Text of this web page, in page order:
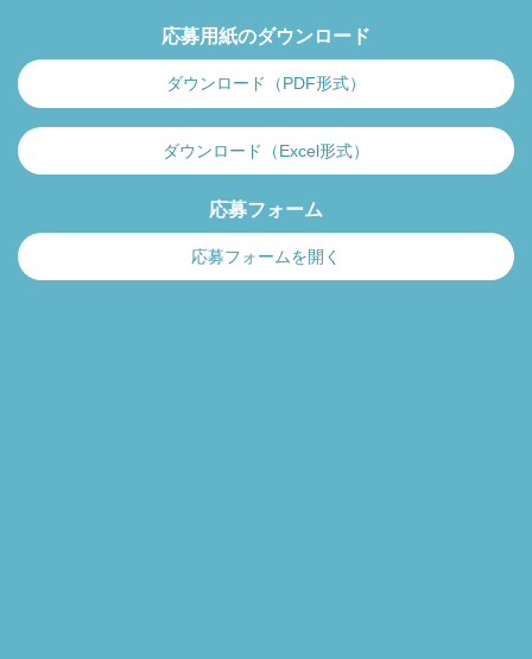
応募用紙のダウンロード
ダウンロード（PDF形式）
ダウンロード（Excel形式）
応募フォーム
応募フォームを開く